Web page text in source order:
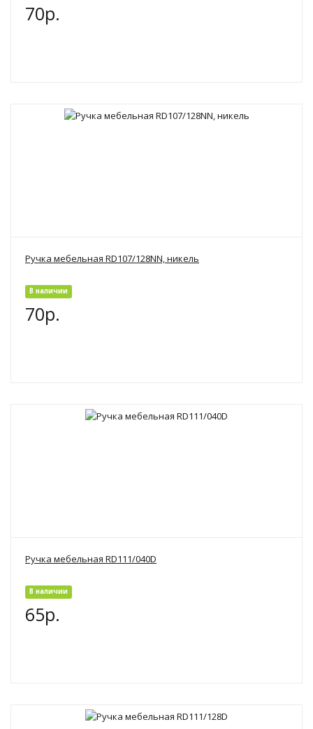
70р.
Ручка мебельная RD107/128NN, никель
В наличии
70р.
Ручка мебельная RD111/040D
В наличии
65р.